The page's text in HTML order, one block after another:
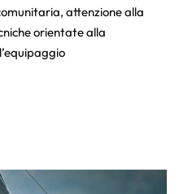
attenzione alla
orientate alla